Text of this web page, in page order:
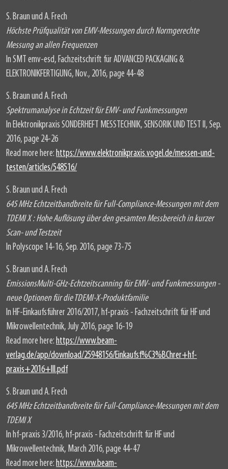
S. Braun und A. Frech
Höchste Prüfqualität von EMV-Messungen durch Normgerechte
Messung an allen Frequenzen
In SMT emv-esd, Fachzeitschrift für ADVANCED PACKAGING &
ELEKTRONIKFERTIGUNG, Nov., 2016, page 44-48
S. Braun und A. Frech
Spektrumanalyse in Echtzeit für EMV- und Funkmessungen
In Elektronikpraxis SONDERHEFT MESSTECHNIK, SENSORIK UND TEST II, Sep.
2016, page 24-26
Read more here: https://www.elektronikpraxis.vogel.de/messen-und-
testen/articles/548516/
S. Braun und A. Frech
645 MHz Echtzeitbandbreite für Full-Compliance-Messungen mit dem
TDEMI X : Hohe Auflösung über den gesamten Messbereich in kurzer
Scan- und Testzeit
In Polyscope 14-16, Sep. 2016, page 73-75
S. Braun und A. Frech
EmissionsMulti-GHz-Echtzeitscanning für EMV- und Funkmessungen -
neue Optionen für die TDEMI-X-Produktfamilie
In HF-Einkaufsführer 2016/2017, hf-praxis - Fachzeitschrift für HF und
Mikrowellentechnik, July 2016, page 16-19
Read more here: https://www.beam-
verlag.de/app/download/25948156/Einkaufsf%C3%BChrer+hf-
praxis+2016+III.pdf
S. Braun und A. Frech
645 MHz Echtzeitbandbreite für Full-Compliance-Messungen mit dem
TDEMI X
In hf-praxis 3/2016, hf-praxis - Fachzeitschrift für HF und
Mikrowellentechnik, March 2016, page 44-47
Read more here: https://www.beam-